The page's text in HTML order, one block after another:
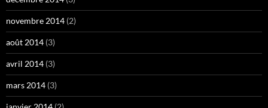
novembre 2014 (2)
août 2014 (3)
avril 2014 (3)
mars 2014 (3)